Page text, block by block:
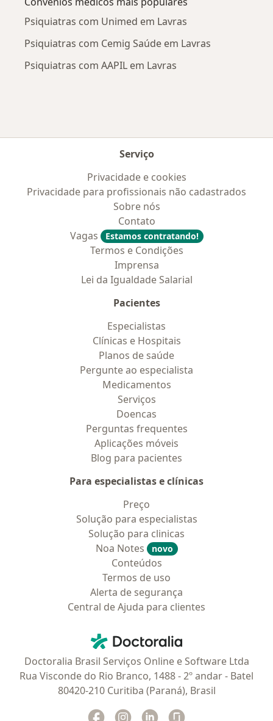
Psiquiatras com Unimed em Lavras
Psiquiatras com Cemig Saúde em Lavras
Psiquiatras com AAPIL em Lavras
Serviço
Privacidade e cookies
Privacidade para profissionais não cadastrados
Sobre nós
Contato
Vagas
Estamos contratando!
Termos e Condições
Imprensa
Lei da Igualdade Salarial
Pacientes
Especialistas
Clínicas e Hospitais
Planos de saúde
Pergunte ao especialista
Medicamentos
Serviços
Doencas
Perguntas frequentes
Aplicações móveis
Blog para pacientes
Para especialistas e clínicas
Preço
Solução para especialistas
Solução para clinicas
Noa Notes
novo
Conteúdos
Termos de uso
Alerta de segurança
Central de Ajuda para clientes
Doctoralia - Homepage
Doctoralia Brasil Serviços Online e Software Ltda
Rua Visconde do Rio Branco, 1488 - 2º andar - Batel
80420-210 Curitiba (Paraná), Brasil
Facebook
abre num novo separador
Instagram
abre num novo separador
Linkedin
abre num novo